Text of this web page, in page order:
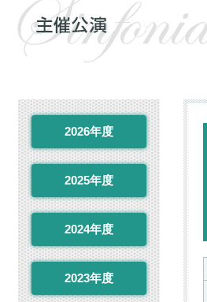
2026年度
2025年度
2024年度
2023年度